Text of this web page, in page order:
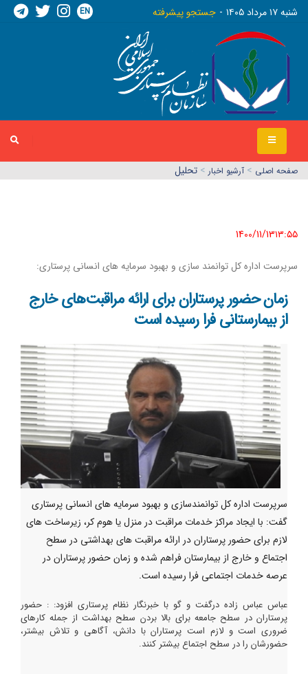
شنبه ١٧ مرداد ١٤٠٥ جستجو پیشرفته EN
صفحه اصلي > آرشیو اخبار > تحلیل
1400/11/13١٣:٥٥
سرپرست اداره کل توانمند سازی و بهبود سرمایه های انسانی پرستاری:
زمان حضور پرستاران برای ارائه مراقبت‌های خارج
از بیمارستانی فرا رسیده است
سرپرست اداره کل توانمندسازی و بهبود سرمایه های انسانی پرستاری
گفت: با ایجاد مراکز خدمات مراقبت در منزل یا هوم کر، زیرساخت های
لازم برای حضور پرستاران در ارائه مراقبت های بهداشتی در سطح
اجتماع و خارج از بیمارستان فراهم شده و زمان حضور پرستاران در
عرصه خدمات اجتماعی فرا رسیده است.
عباس عباس زاده درگفت و گو با خبرنگار نظام پرستاری افزود: : حضور
پرستاران در سطح جامعه برای بالا بردن سطح بهداشت از جمله کارهای
ضروری است و لازم است پرستاران با دانش، آگاهی و تلاش بیشتر،
حضورشان را در سطح اجتماع بیشتر کنند.